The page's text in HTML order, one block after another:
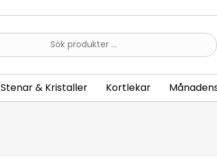
Stenar & Kristaller Kortlekar